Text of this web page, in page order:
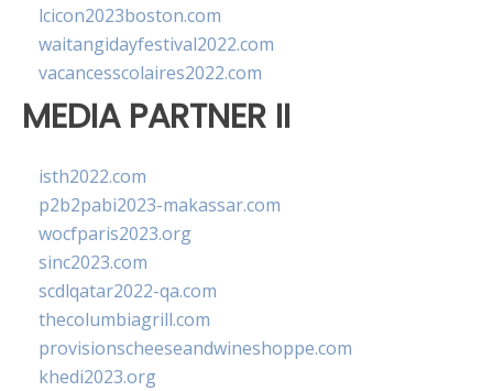
lcicon2023boston.com
waitangidayfestival2022.com
vacancesscolaires2022.com
MEDIA PARTNER II
isth2022.com
p2b2pabi2023-makassar.com
wocfparis2023.org
sinc2023.com
scdlqatar2022-qa.com
thecolumbiagrill.com
provisionscheeseandwineshoppe.com
khedi2023.org